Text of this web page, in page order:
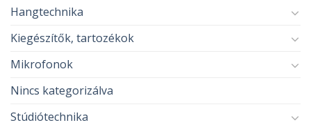
Hangtechnika
Kiegészítők, tartozékok
Mikrofonok
Nincs kategorizálva
Stúdiótechnika